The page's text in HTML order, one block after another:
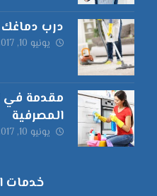
درب دماغك
يونيو 10, 2017
مقدمة في
المصرفية
يونيو 10, 2017
خدمات